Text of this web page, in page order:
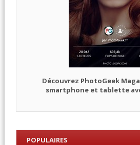
Découvrez PhotoGeek
smartphone et tablette
POPULAIRES